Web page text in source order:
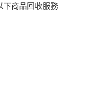
下商品回收服務